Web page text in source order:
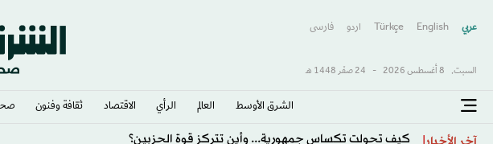
عربي English
Türkçe اردو فارسى
السبت, 8 أغسطس 2026 - 24 صفَر 1448 هـ
الشرق الأوسط​ العالم الرأي الاقتصاد ثقافة وفنون